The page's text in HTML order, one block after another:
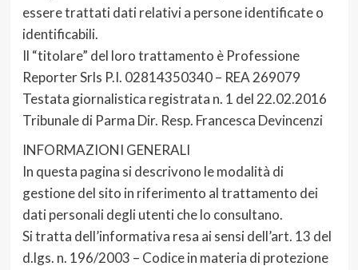
essere trattati dati relativi a persone identificate o
identificabili.
Il “titolare” del loro trattamento è Professione
Reporter Srls P.I. 02814350340 – REA 269079
Testata giornalistica registrata n. 1 del 22.02.2016
Tribunale di Parma Dir. Resp. Francesca Devincenzi
INFORMAZIONI GENERALI
In questa pagina si descrivono le modalità di
gestione del sito in riferimento al trattamento dei
dati personali degli utenti che lo consultano.
Si tratta dell’informativa resa ai sensi dell’art. 13 del
d.lgs. n. 196/2003 – Codice in materia di protezione